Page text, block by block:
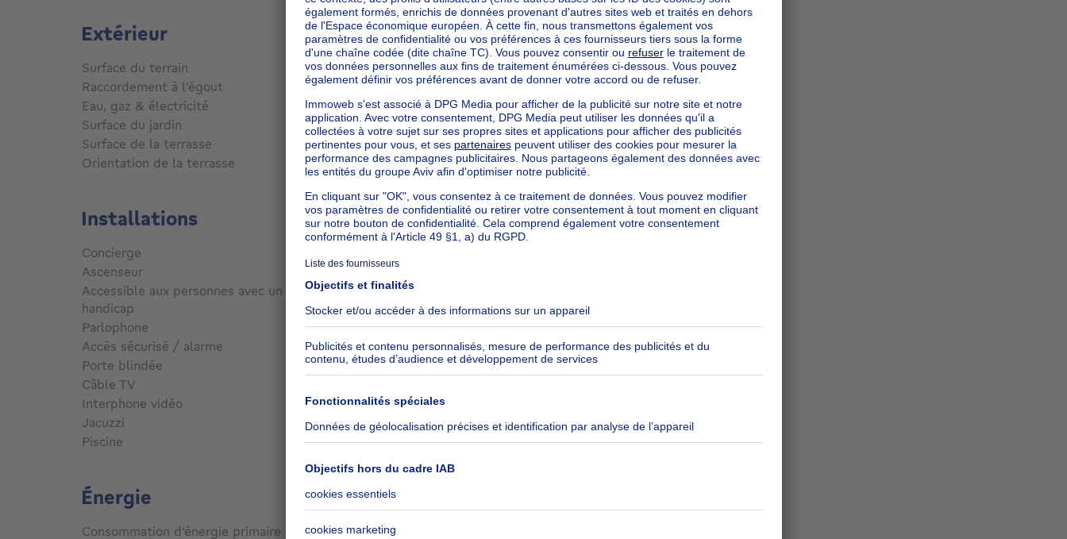
Extérieur
Surface du terrain 121m² mètres carrés
Raccordement à l'égout
Connecté
Eau, gaz & électricité
Oui
Surface du jardin
80m² mètres carrés
Surface de la terrasse
5m² mètres carrés
Orientation de la terrasse
Sud-ouest
Installations
Concierge
Ascenseur
Non
Accessible aux personnes avec un
handicap
Non
Parlophone
Oui
Accès sécurisé / alarme
Non
Porte blindée
Non
Câble TV
Interphone vidéo
Oui
Jacuzzi
Non
Piscine
Non
Énergie
Consommation d'énergie primaire 231kWh/m² kilowattheure par mètres carrés